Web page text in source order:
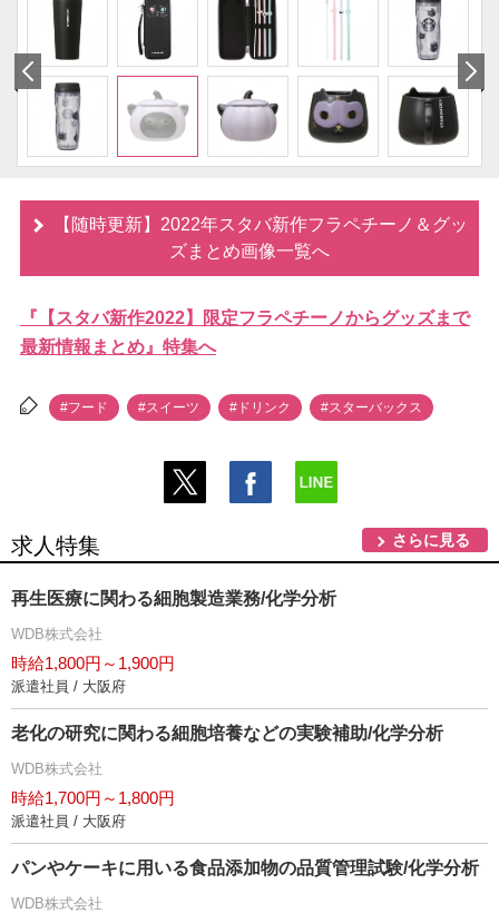
【随時更新】2022年スタバ新作フラペチーノ＆グッ
ズまとめ画像一覧へ
『【スタバ新作2022】限定フラペチーノからグッズまで
最新情報まとめ』特集へ
#フード #スイーツ #ドリンク #スターバックス
求人特集 さらに見る
再生医療に関わる細胞製造業務/化学分析
WDB株式会社
時給1,800円～1,900円
派遣社員 / 大阪府
老化の研究に関わる細胞培養などの実験補助/化学分析
WDB株式会社
時給1,700円～1,800円
派遣社員 / 大阪府
パンやケーキに用いる食品添加物の品質管理試験/化学分析
WDB株式会社